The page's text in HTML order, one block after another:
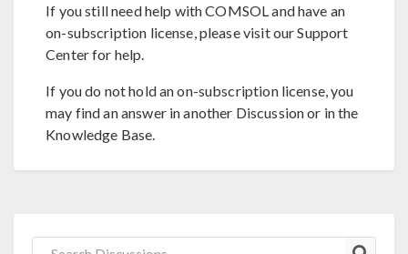
If you still need help with COMSOL and have an
on-subscription license, please visit our Support
Center for help.
If you do not hold an on-subscription license, you
may find an answer in another Discussion or in the
Knowledge Base.